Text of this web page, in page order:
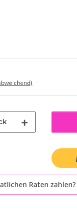
Raten zahlen?